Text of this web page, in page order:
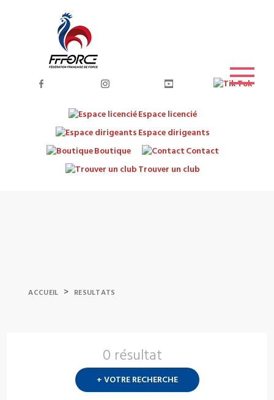
Espace licencié
Espace dirigeants
Boutique
Contact
Trouver un club
ACCUEIL > RESULTATS
0 résultat
+ VOTRE RECHERCHE